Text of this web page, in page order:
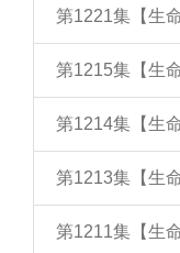
第1221集【生
第1215集【生
第1214集【生
第1213集【生
第1211集【生